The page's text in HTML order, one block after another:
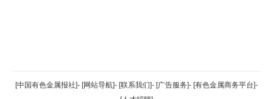
返回顶部
[中国有色金属报社]- [网站导航]- [联系我们]- [广告服务]- [有色金属商务平台]-